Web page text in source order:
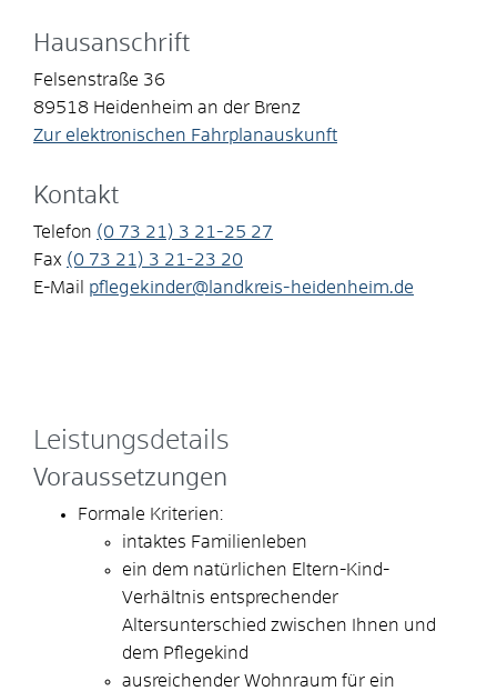
Hausanschrift
Felsenstraße 36
89518 Heidenheim an der Brenz
Zur elektronischen Fahrplanauskunft
Kontakt
Telefon (0 73 21) 3 21-25 27
Fax (0 73 21) 3 21-23 20
E-Mail
pflegekinder@landkreis-heidenheim.de
Leistungsdetails
Voraussetzungen
Formale Kriterien:
intaktes Familienleben
ein dem natürlichen Eltern-Kind-
Verhältnis entsprechender
Altersunterschied zwischen Ihnen und
dem Pflegekind
ausreichender Wohnraum für ein